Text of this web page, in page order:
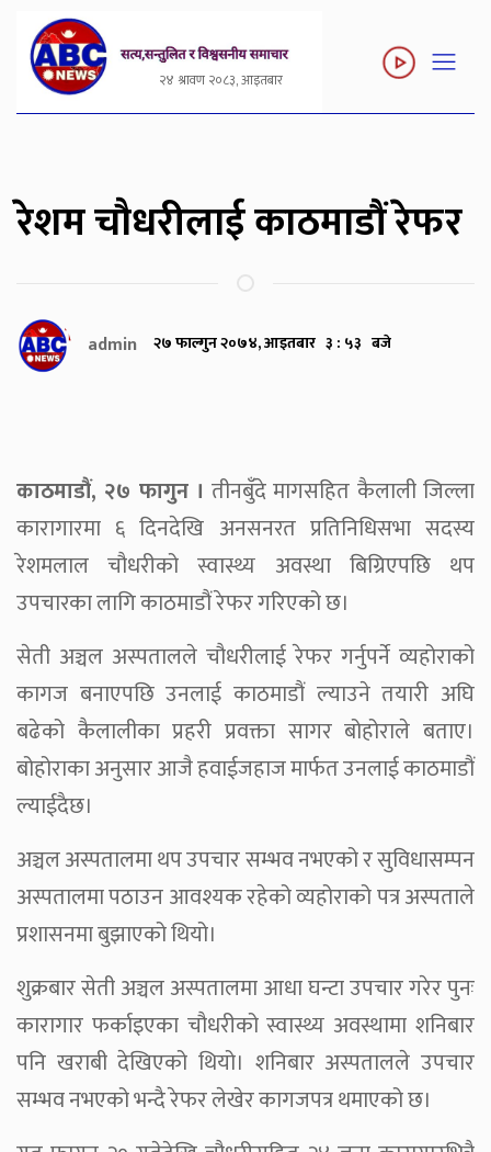
२४ श्रावण २०८३, आइतबार
रेशम चौधरीलाई काठमाडौं रेफर
admin २७ फाल्गुन २०७४, आइतबार ३ : ५३ बजे
काठमाडौं, २७ फागुन । तीनबुँदे मागसहित कैलाली जिल्ला
कारागारमा ६ दिनदेखि अनसनरत प्रतिनिधिसभा सदस्य
रेशमलाल चौधरीको स्वास्थ्य अवस्था बिग्रिएपछि थप
उपचारका लागि काठमाडौं रेफर गरिएको छ।
सेती अञ्चल अस्पतालले चौधरीलाई रेफर गर्नुपर्ने व्यहोराको
कागज बनाएपछि उनलाई काठमाडौं ल्याउने तयारी अघि
बढेको कैलालीका प्रहरी प्रवक्ता सागर बोहोराले बताए।
बोहोराका अनुसार आजै हवाईजहाज मार्फत उनलाई काठमाडौं
ल्याईदैछ।
अञ्चल अस्पतालमा थप उपचार सम्भव नभएको र सुविधासम्पन
अस्पतालमा पठाउन आवश्यक रहेको व्यहोराको पत्र अस्पताले
प्रशासनमा बुझाएको थियो।
शुक्रबार सेती अञ्चल अस्पतालमा आधा घन्टा उपचार गरेर पुनः
कारागार फर्काइएका चौधरीको स्वास्थ्य अवस्थामा शनिबार
पनि खराबी देखिएको थियो। शनिबार अस्पतालले उपचार
सम्भव नभएको भन्दै रेफर लेखेर कागजपत्र थमाएको छ।